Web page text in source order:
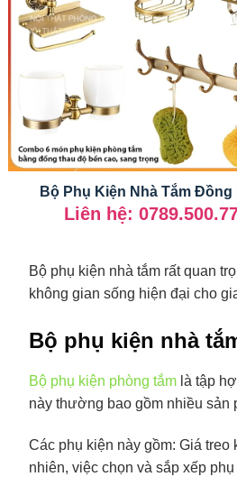
Bộ Phụ Kiện Nhà Tắm Đồng
Liên hệ:
Bộ phụ kiện nhà tắm rất quan
không gian sống hiện đại cho
Bộ phụ kiện nhà
Bộ phụ kiện phòng tắm là tập
này thường bao gồm nhiều sản
Các phụ kiện này gồm: Giá
nhiên, việc chọn và sắp xếp